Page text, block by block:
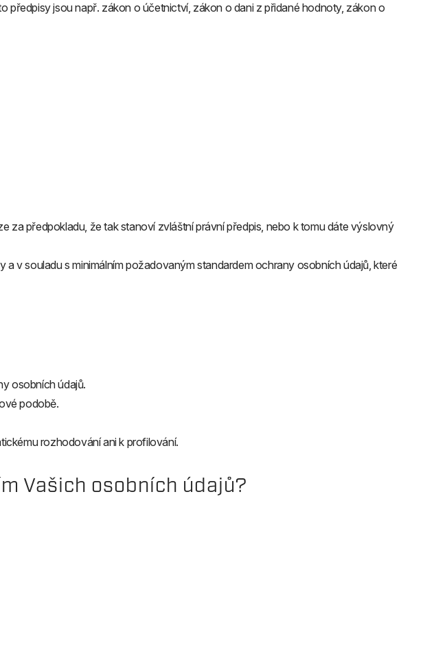
předpisy jsou např. zákon o účetnictví, zákon o dani z přidané hodnoty, zákon o
předpokladu, že tak stanoví zvláštní právní předpis, nebo k tomu dáte výslovný
v souladu s minimálním požadovaným standardem ochrany osobních údajů, které
osobních údajů.
podobě.
rozhodování ani k profilování.
Vašich osobních údajů?